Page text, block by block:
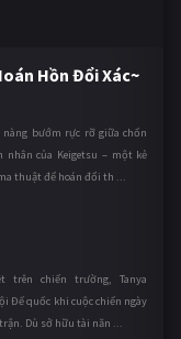
Hồn Đổi Xác~
bướm rực rỡ giữa chốn
của Keigetsu – một kẻ
thuật để hoán đổi th ...
trên chiến trường, Tanya
Đế quốc khi cuộc chiến ngày
Dù sở hữu tài năn ...